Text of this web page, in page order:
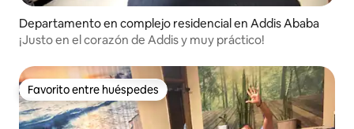
Departamento en complejo residencial en Addis Ababa
¡Justo en el corazón de Addis y muy práctico!
Favorito entre huéspedes
Favorito entre huéspedes